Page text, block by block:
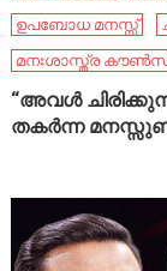
ഉപബോധ മനസ്സ്
മനഃശാസ്ത്ര
“അവൾ
തകർന്ന